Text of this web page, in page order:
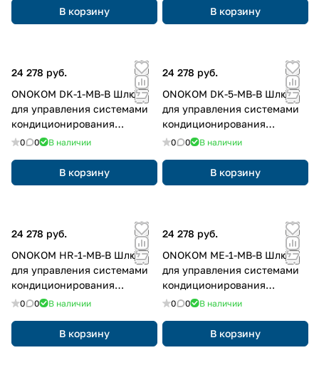
протоколуВ корзину В корзину
24 278 руб.
ONOKOM DK-1-MB-B Шлюз
для управления системами
кондиционирования
Daikin(разъемы Wi-Fi или
протоколу
0 0 В наличии
В корзину
24 278 руб.
ONOKOM DK-5-MB-B Шлюз
для управления системами
кондиционирования
DAIKIN(разъем P1 P2) по
0 0 В наличии
В корзину
24 278 руб.
ONOKOM HR-1-MB-B Шлюз
для управления системами
кондиционирования
Haier(разъем CN34) по
0 0 В наличии
В корзину
24 278 руб.
ONOKOM ME-1-MB-B Шлюз
для управления системами
кондиционирования
Mitsubishi Electric(разъемы
ModBus RTU протоколу
0 0 В наличии
В корзину